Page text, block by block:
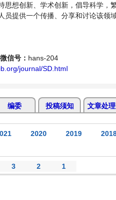
思想创新、学术创新，倡导科学，
员提供一个传播、分享和讨论该领
微信号： hans-204
journal/SD.html
编委 投稿须知 文章处
2020 2019
3 2 1